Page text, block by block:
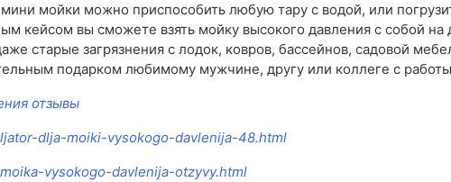
мойки можно приспособить любую тару с водой, или
кейсом вы сможете взять мойку высокого давления с собой на
старые загрязнения с лодок, ковров, бассейнов, садовой
подарком любимому мужчине, другу или коллеге с
отзывы
dlja-moiki-vysokogo-davlenija-48.html
vysokogo-davlenija-otzyvy.html